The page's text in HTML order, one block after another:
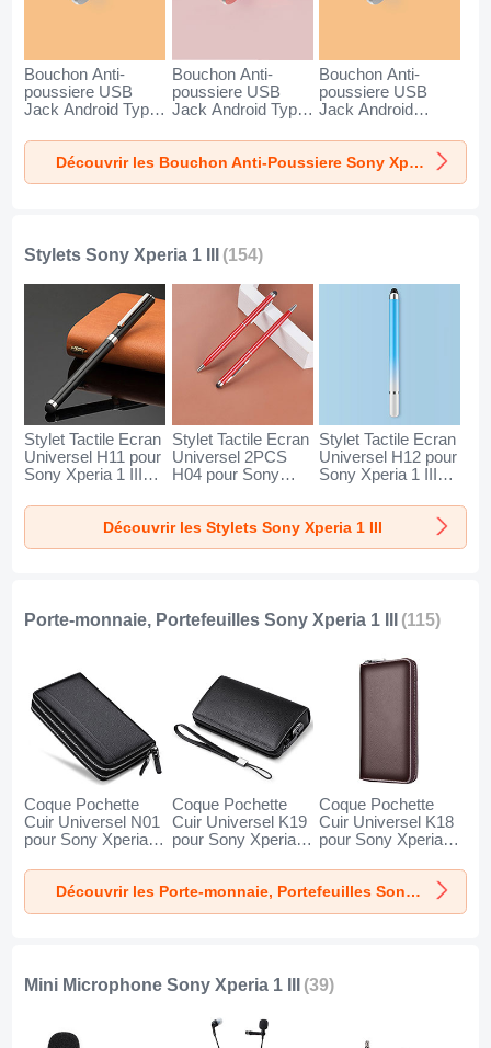
Bouchon Anti-
poussiere USB
Jack Android Type-
Sony Xperia 1 III
Argent
Bouchon Anti-
poussiere USB
Jack Android Type-
Sony Xperia 1 III Or
Rose
Bouchon Anti-
poussiere USB
Jack Android
Sony Xperia 1 III
Argent
Découvrir les Bouchon Anti-Poussiere Sony Xperia 1 III
Stylets Sony Xperia 1 III (154)
Stylet Tactile Ecran
Universel H11 pour
Sony Xperia 1 III
Stylet Tactile Ecran
Universel 2PCS
H04 pour Sony
Stylet Tactile Ecran
Universel H12 pour
Sony Xperia 1 III
Découvrir les Stylets Sony Xperia 1 III
Porte-monnaie, Portefeuilles Sony Xperia 1 III (115)
Coque Pochette
Cuir Universel N01
pour Sony Xperia 1
Coque Pochette
Cuir Universel K19
pour Sony Xperia 1
Coque Pochette
Cuir Universel K18
pour Sony Xperia 1
Découvrir les Porte-monnaie, Portefeuilles Sony Xperia 1 III
Mini Microphone Sony Xperia 1 III (39)